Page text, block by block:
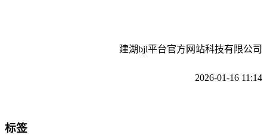
建湖bjl平台官方网站科技有限公司
2026-01-16 11:14
标签